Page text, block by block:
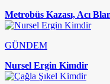
Metrobüs Kazası, Acı
GÜNDEM
Nursel Ergin Kimdir